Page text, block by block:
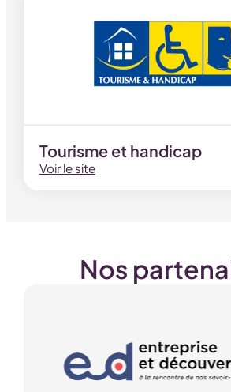
Tourisme et handicap
Voir le site
Nos